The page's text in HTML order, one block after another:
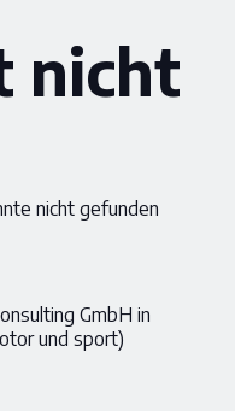
nicht
nicht gefunden
GmbH in
und sport)